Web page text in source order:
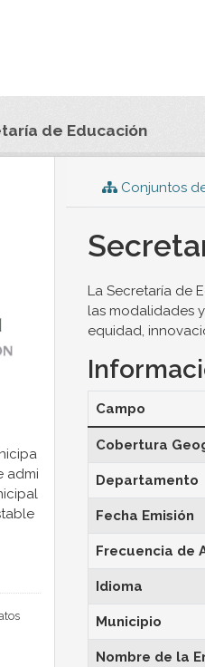
de Educación
admi
Conjuntos
La Secretaría de
las modalidades
equidad,
Campo
Cobertura
Departamento
Fecha Emisión
Frecuencia de
Idioma
Municipio
Nombre de la